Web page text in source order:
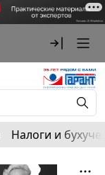
Налоги и